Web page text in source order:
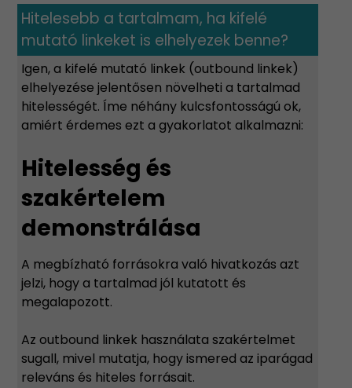
Hitelesebb a tartalmam, ha kifelé
mutató linkeket is elhelyezek benne?
Igen, a kifelé mutató linkek (outbound linkek)
elhelyezése jelentősen növelheti a tartalmad
hitelességét. Íme néhány kulcsfontosságú ok,
amiért érdemes ezt a gyakorlatot alkalmazni:
Hitelesség és
szakértelem
demonstrálása
A megbízható forrásokra való hivatkozás azt
jelzi, hogy a tartalmad jól kutatott és
megalapozott.
Az outbound linkek használata szakértelmet
sugall, mivel mutatja, hogy ismered az iparágad
releváns és hiteles forrásait.